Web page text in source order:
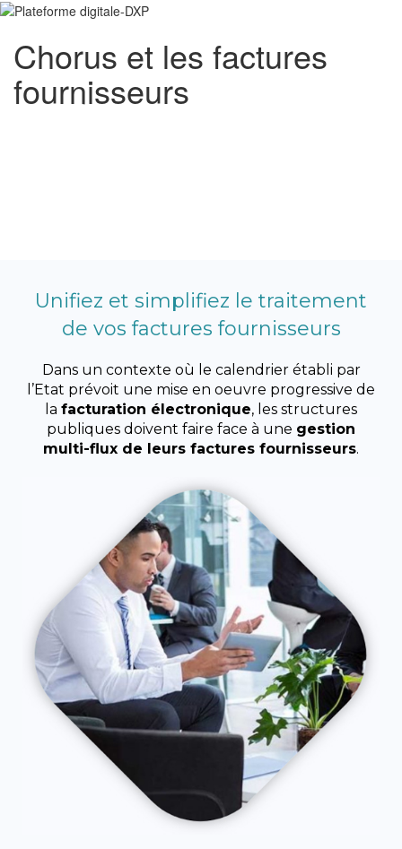
Chorus et les factures
fournisseurs
Unifiez et simplifiez le traitement
de vos factures fournisseurs
Dans un contexte où le calendrier établi par
l’Etat prévoit une mise en oeuvre progressive de
la facturation électronique, les structures
publiques doivent faire face à une gestion
multi-flux de leurs factures fournisseurs.